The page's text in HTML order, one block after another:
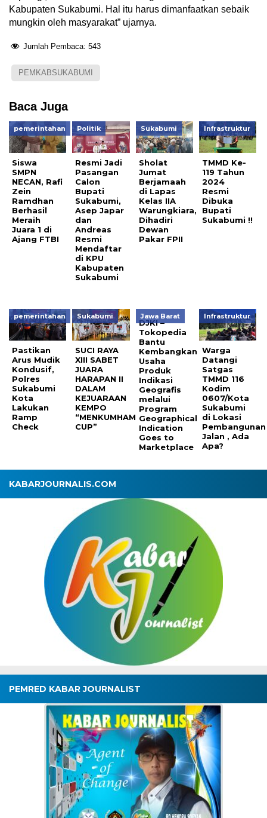
Kabupaten Sukabumi. Hal itu harus dimanfaatkan sebaik
mungkin oleh masyarakat” ujarnya.
Jumlah Pembaca: 543
PEMKABSUKABUMI
Baca Juga
pemerintahan
Siswa
SMPN
NECAN, Rafi
Zein
Ramdhan
Berhasil
Meraih
Juara 1 di
Ajang FTBI
Politik
Resmi Jadi
Pasangan
Calon
Bupati
Sukabumi,
Asep Japar
dan
Andreas
Resmi
Mendaftar
di KPU
Kabupaten
Sukabumi
Sukabumi
Sholat
Jumat
Berjamaah
di Lapas
Kelas IIA
Warungkiara,
Dihadiri
Dewan
Pakar FPII
Infrastruktur
TMMD Ke-
119 Tahun
2024
Resmi
Dibuka
Bupati
Sukabumi !!
pemerintahan
Pastikan
Arus Mudik
Kondusif,
Polres
Sukabumi
Kota
Lakukan
Ramp
Check
Sukabumi
SUCI RAYA
XIII SABET
JUARA
HARAPAN II
DALAM
KEJUARAAN
KEMPO
“MENKUMHAM
CUP”
Jawa Barat
DJKI –
Tokopedia
Bantu
Kembangkan
Usaha
Produk
Indikasi
Geografis
melalui
Program
Geographical
Indication
Goes to
Marketplace
Infrastruktur
Warga
Datangi
Satgas
TMMD 116
Kodim
0607/Kota
Sukabumi
di Lokasi
Pembangunan
Jalan , Ada
Apa?
KABARJOURNALIS.COM
PEMRED KABAR JOURNALIST